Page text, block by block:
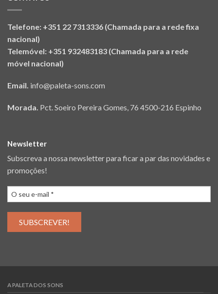
Telefone: +351 22 7313336 (Chamada para a rede fixa
nacional)
Telemóvel: +351 932483183 (Chamada para a rede
móvel nacional)
Email. info@paleta-sons.com
Morada. Pct. Soeiro Pereira Gomes, 76 4500-216 Espinho
Newsletter
Subscreva a nossa newsletter para ficar a par das novidades e
promoções!
A PALETA DOS SONS